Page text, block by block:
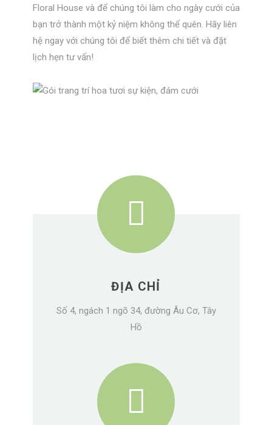
Floral House và để chúng tôi làm cho ngày cưới của
bạn trở thành một kỷ niệm không thể quên. Hãy liên
hệ ngay với chúng tôi để biết thêm chi tiết và đặt
lịch hẹn tư vấn!
ĐỊA CHỈ
Số 4, ngách 1 ngõ 34, đường Âu Cơ, Tây
Hồ